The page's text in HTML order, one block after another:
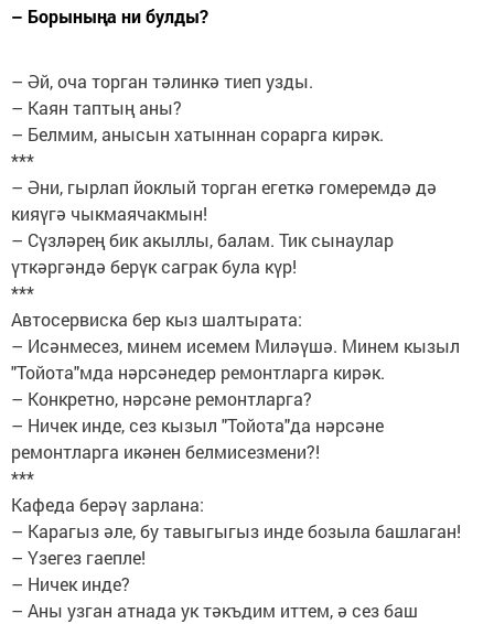
– Борыныңа ни булды?
– Әй, оча торган тәлинкә тиеп узды.
– Каян таптың аны?
– Белмим, анысын хатыннан сорарга кирәк.
***
– Әни, гырлап йоклый торган егеткә гомеремдә дә
кияүгә чыкмаячакмын!
– Сүзләрең бик акыллы, балам. Тик сынаулар
үткәргәндә берүк саграк була күр!
***
Автосервиска бер кыз шалтырата:
– Исәнмесез, минем исемем Миләүшә. Минем кызыл
"Тойота"мда нәрсәнедер ремонтларга кирәк.
– Конкретно, нәрсәне ремонтларга?
– Ничек инде, сез кызыл "Тойота"да нәрсәне
ремонтларга икәнен белмисезмени?!
***
Кафеда берәү зарлана:
– Карагыз әле, бу тавыгыгыз инде бозыла башлаган!
– Үзегез гаепле!
– Ничек инде?
– Аны узган атнада ук тәкъдим иттем, ә сез баш